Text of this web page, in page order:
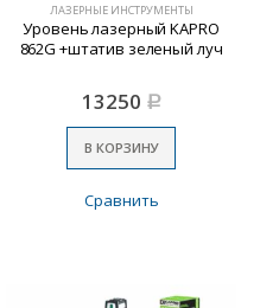
ЛАЗЕРНЫЕ ИНСТРУМЕНТЫ
Уровень лазерный KAPRO
862G +штатив зеленый луч
13250 Р
В КОРЗИНУ
Сравнить